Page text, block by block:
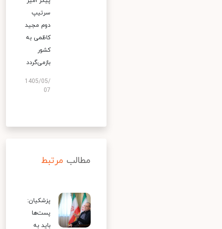
سرتیپ
دوم مجید
کاظمی به
کشور
بازمی‌گردد
1405/05/
07
مطالب مرتبط
پزشکیان:
پست‌ها
باید به